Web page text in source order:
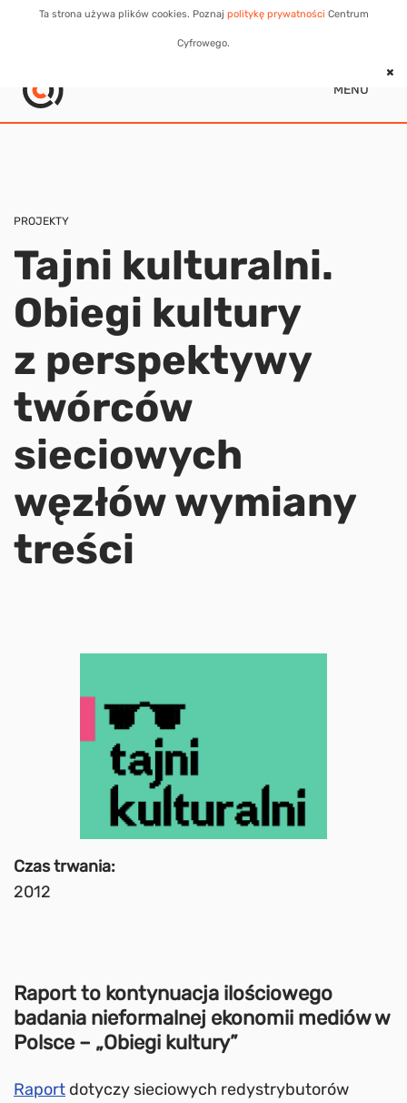
Ta strona używa plików cookies. Poznaj politykę prywatności Centrum
Cyfrowego.
MENU
PROJEKTY
Tajni kulturalni.
Obiegi kultury
z perspektywy
twórców
sieciowych
węzłów wymiany
treści
Czas trwania:
2012
Raport to kontynuacja ilościowego
badania nieformalnej ekonomii mediów w
Polsce – „Obiegi kultury”
Raport dotyczy sieciowych redystrybutorów